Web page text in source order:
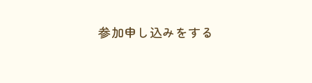
参加申し込みをする